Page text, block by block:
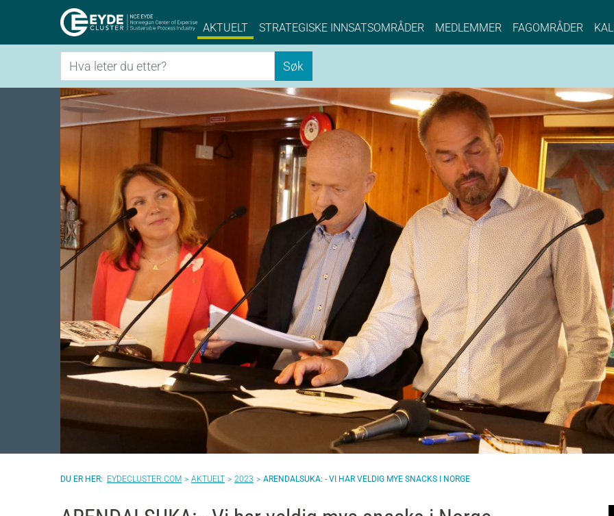
Eyde-Cluster | NCE EYDE, Norwegian Center of Expertise,
AKTUELT STRATEGISKE INNSATSOMRÅDER MEDLEMMER FAGOMRÅDER
Søk Søk
EYDECLUSTER.COM AKTUELT 2023 ARENDALSUKA: - VI HAR VELDIG MYE SNACKS I NORGE